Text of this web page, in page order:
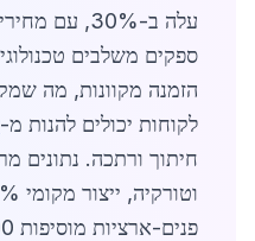
ספקים משלבים
הזמנה מקוונות, מה
לקוחות יכולים להנות מ-